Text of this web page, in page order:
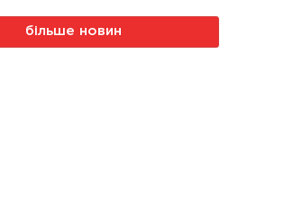
більше новин